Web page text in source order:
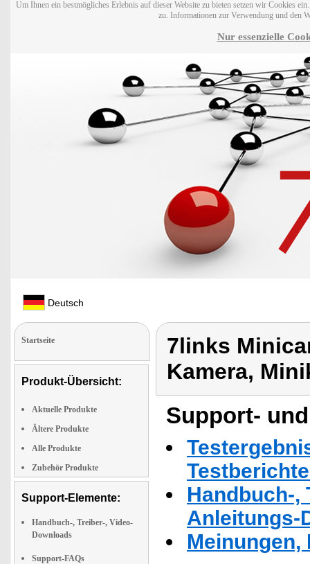
Um Ihnen ein bestmögliches Erlebnis auf dieser Website zu bieten setzen wir Cookies
zu. Informationen zur Verwendung und den
Nur essenzielle
Deutsch
Startseite
Produkt-Übersicht:
Aktuelle Produkte
Ältere Produkte
Alle Produkte
Zubehör Produkte
Support-Elemente:
Handbuch-, Treiber-, Video-
Downloads
Support-FAQs
7links
Kamera,
Support-
Handbuch-,
Anleitungs-